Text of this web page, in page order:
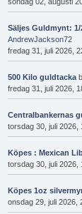
Säljes Guldmynt: 1/
AndrewJackson72
fredag 31, juli 2026,
500 Kilo guldtacka
fredag 31, juli 2026,
Centralbankernas
torsdag 30, juli 2026,
Köpes : Mexican
torsdag 30, juli 2026,
Köpes 1oz
onsdag 29, juli 2026,